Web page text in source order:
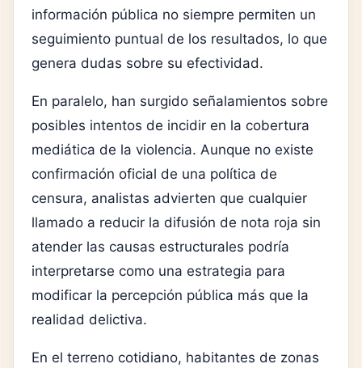
información pública no siempre permiten un
seguimiento puntual de los resultados, lo que
genera dudas sobre su efectividad.
En paralelo, han surgido señalamientos sobre
posibles intentos de incidir en la cobertura
mediática de la violencia. Aunque no existe
confirmación oficial de una política de
censura, analistas advierten que cualquier
llamado a reducir la difusión de nota roja sin
atender las causas estructurales podría
interpretarse como una estrategia para
modificar la percepción pública más que la
realidad delictiva.
En el terreno cotidiano, habitantes de zonas